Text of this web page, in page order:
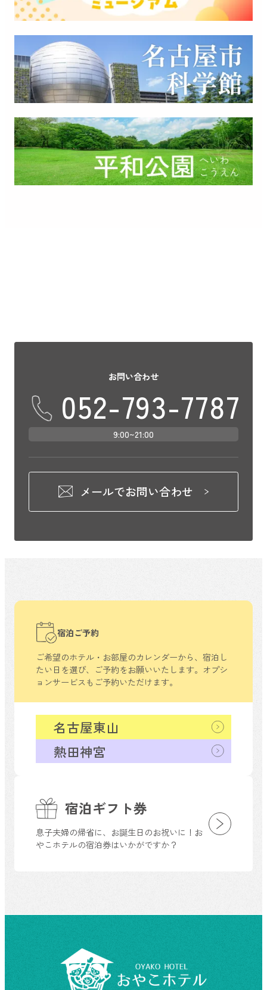
お問い合わせ
052-793-7787
9:00~21:00
メールでお問い合わせ
宿泊ギフト券
息子夫婦の帰省に、お誕生日のお祝いに！お
やこホテルの宿泊券はいかがですか？
宿泊ご予約
ご希望のホテル・お部屋のカレンダーから、 宿泊し
たい日を選び、ご予約をお願いいたします。 オプシ
ョンサービスもご予約いただけます。
熱田神宮
名古屋東山